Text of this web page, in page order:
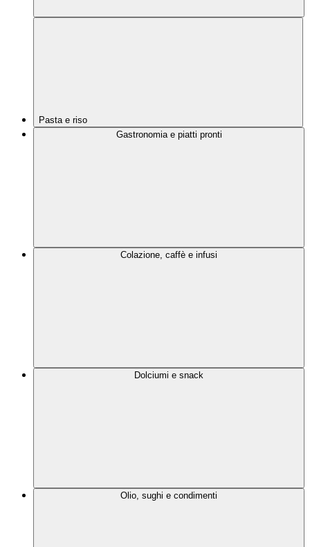
Pasta e riso
Gastronomia e piatti pronti
Colazione, caffè e infusi
Dolciumi e snack
Olio, sughi e condimenti